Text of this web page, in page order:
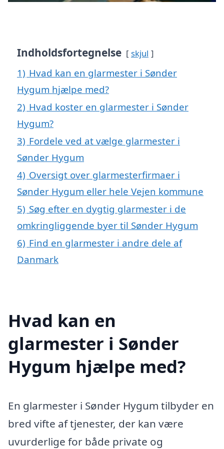
Indholdsfortegnelse skjul
1) Hvad kan en glarmester i Sønder
Hygum hjælpe med?
2) Hvad koster en glarmester i Sønder
Hygum?
3) Fordele ved at vælge glarmester i
Sønder Hygum
4) Oversigt over glarmesterfirmaer i
Sønder Hygum eller hele Vejen kommune
5) Søg efter en dygtig glarmester i de
omkringliggende byer til Sønder Hygum
6) Find en glarmester i andre dele af
Danmark
Hvad kan en
glarmester i Sønder
Hygum hjælpe med?
En glarmester i Sønder Hygum tilbyder en
bred vifte af tjenester, der kan være
uvurderlige for både private og